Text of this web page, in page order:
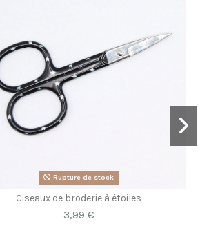
Rupture de stock
Ciseaux de broderie à étoiles
3,99 €